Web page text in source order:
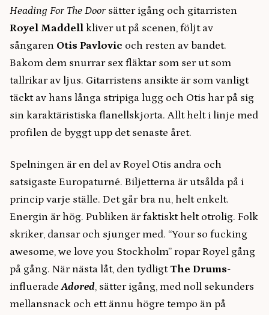
Heading For The Door sätter igång och gitarristen
Royel Maddell kliver ut på scenen, följt av
sångaren Otis Pavlovic och resten av bandet.
Bakom dem snurrar sex fläktar som ser ut som
tallrikar av ljus. Gitarristens ansikte är som vanligt
täckt av hans långa stripiga lugg och Otis har på sig
sin karaktäristiska flanellskjorta. Allt helt i linje med
profilen de byggt upp det senaste året.
Spelningen är en del av Royel Otis andra och
satsigaste Europaturné. Biljetterna är utsålda på i
princip varje ställe. Det går bra nu, helt enkelt.
Energin är hög. Publiken är faktiskt helt otrolig. Folk
skriker, dansar och sjunger med. “Your so fucking
awesome, we love you Stockholm” ropar Royel gång
på gång. När nästa låt, den tydligt The Drums-
influeradeAdored, sätter igång, med noll sekunders
mellansnack och ett ännu högre tempo än på